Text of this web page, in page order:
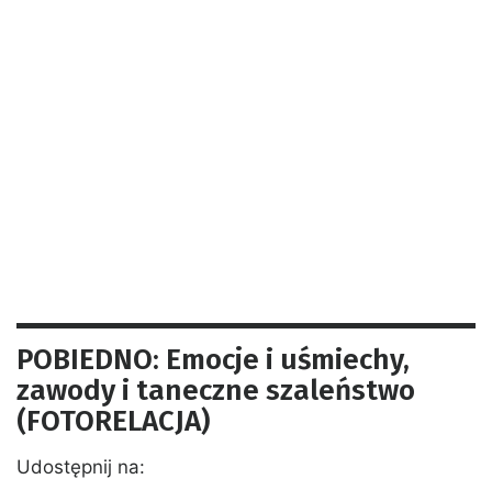
POBIEDNO: Emocje i uśmiechy,
zawody i taneczne szaleństwo
(FOTORELACJA)
Udostępnij na: